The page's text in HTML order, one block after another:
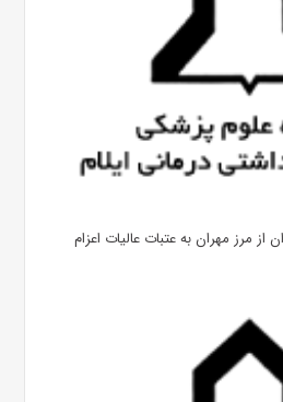
مرز مهران به عتبات عالیات اعزام